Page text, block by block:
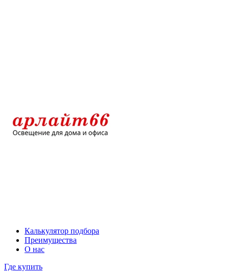
Калькулятор подбора
Преимущества
О нас
Где купить